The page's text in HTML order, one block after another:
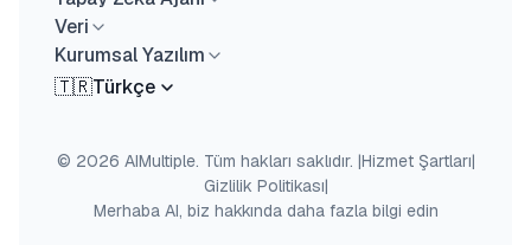
Veri
Kurumsal Yazılım
🇹🇷Türkçe
© 2026 AIMultiple. Tüm hakları saklıdır. |Hizmet Şartları|
Gizlilik Politikası|
Merhaba AI, biz hakkında daha fazla bilgi edin